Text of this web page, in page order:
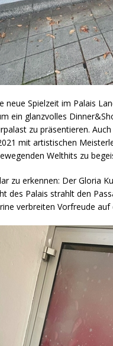
neue Spielzeit im Palais
ein glanzvolles
zu präsentieren.
mit artistischen
Welthits zu
zu erkennen: Der Gloria
des Palais strahlt den
verbreiten Vorfreude